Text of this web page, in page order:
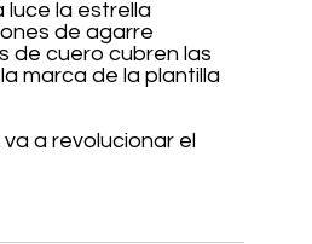
luce la estrella
de agarre
de cuero cubren las
marca de la plantilla
a revolucionar el